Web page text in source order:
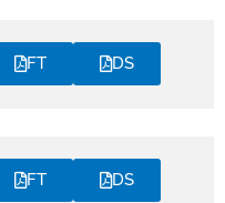
FT DS
FT DS